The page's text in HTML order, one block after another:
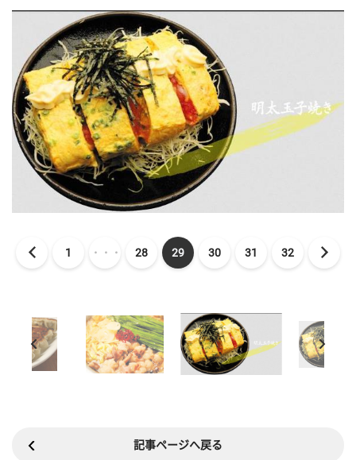
1 ・・・ 28 29 30 31 32
記事ページへ戻る